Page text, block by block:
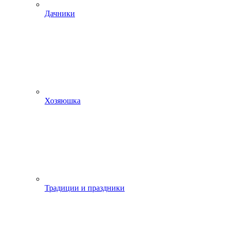
Дачники
Хозяюшка
Традиции и праздники